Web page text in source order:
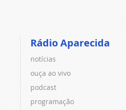
Rádio Aparecida
notícias
ouça ao vivo
podcast
programação